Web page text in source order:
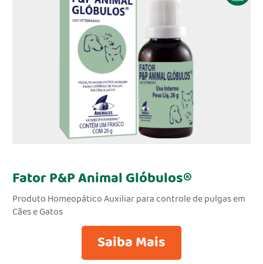
Fator P&P Animal Glóbulos®
Produto Homeopático Auxiliar para controle de pulgas em
Cães e Gatos
Saiba Mais